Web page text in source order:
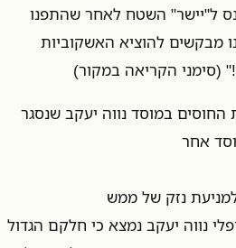
ל"יישר" השטח לאחר שהתפנו
מבקשים להוציא האשקוביות
(סימני הקריאה במקור)
במוסד נווה יעקב שנסגר
אחר
נזק של ממש
נווה יעקב נמצא כי חלקם הגדול